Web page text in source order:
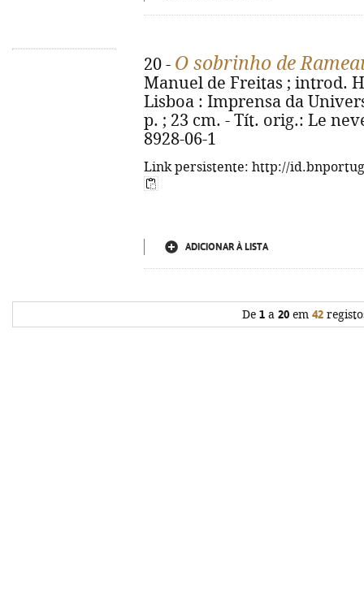
20 - O sobrinho de
Manuel de Freitas ; introd.
Lisboa : Imprensa da
p. ; 23 cm. - Tít. orig.: Le
8928-06-1
Link persistente: http://
ADICIONAR À LISTA
De 1a 20em 42